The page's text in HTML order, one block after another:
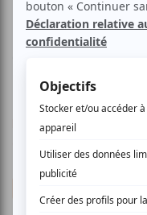
• Spectacle live
Fighters Forever, c'est
https://